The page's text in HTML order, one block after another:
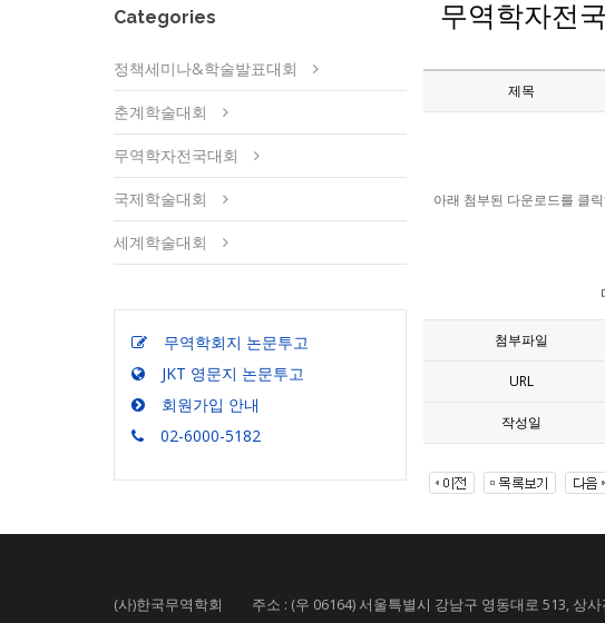
Categories
정책세미나&학술발표대회
춘계학술대회
무역학자전국대회
국제학술대회
세계학술대회
무역학회지 논문투고
JKT 영문지 논문투고
회원가입 안내
02-6000-5182
무역학자전
제목
아래 첨부된 다운로드를 클
첨부파일
URL
작성일
(사)한국무역학회 주소 : (우 06164) 서울특별시 강남구 영동대로 513, 상사